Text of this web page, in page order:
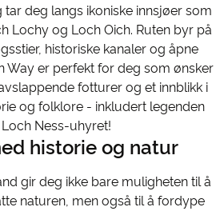
tar deg langs ikoniske innsjøer som
Lochy og Loch Oich. Ruten byr på
historiske kanaler og åpne
Way er perfekt for deg som ønsker
fotturer og et innblikk i
og folklore - inkludert legenden
Ness-uhyret!
historie og natur
gir deg ikke bare muligheten til å
naturen, men også til å fordype